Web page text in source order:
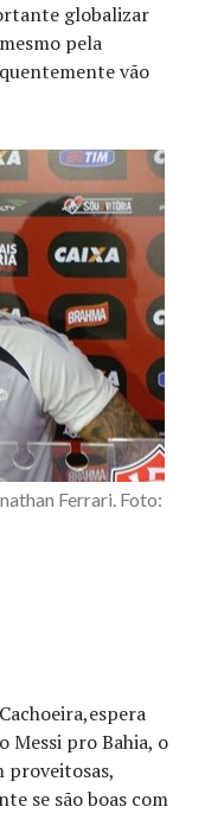
globalizar
pela
vão
Ferrari. Foto:
Messi pro Bahia, o
proveitosas,
se são boas com